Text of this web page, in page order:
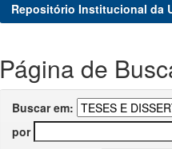
Repositório Institucional da
Página de
Buscar em:
por